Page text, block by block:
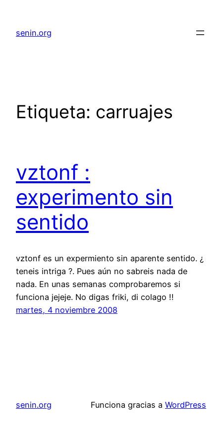
senin.org
Etiqueta: carruajes
vztonf :
experimento sin
sentido
vztonf es un expermiento sin aparente sentido. ¿
teneis intriga ?. Pues aún no sabreis nada de
nada. En unas semanas comprobaremos si
funciona jejeje. No digas friki, di colago !!
martes, 4 noviembre 2008
senin.org Funciona gracias a WordPress